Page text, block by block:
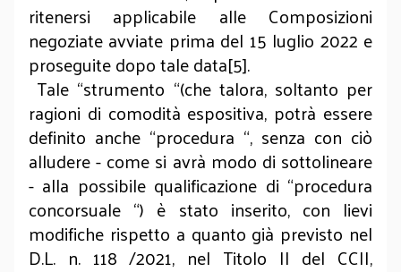
ritenersi applicabile alle Composizioni
negoziate avviate prima del 15 luglio 2022 e
proseguite dopo tale data[5].
Tale “strumento “(che talora, soltanto per
ragioni di comodità espositiva, potrà essere
definito anche “procedura “, senza con ciò
alludere - come si avrà modo di sottolineare
- alla possibile qualificazione di “procedura
concorsuale “) è stato inserito, con lievi
modifiche rispetto a quanto già previsto nel
D.L. n. 118 /2021, nel Titolo II del CCII,